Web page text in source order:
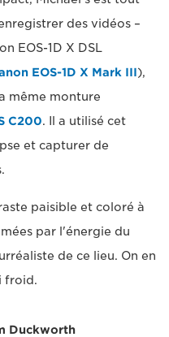
des vidéos –
EOS-1D X DSL
EOS-1D X Mark III),
même monture
C200. Il a utilisé cet
et capturer de
paisible et coloré à
par l'énergie du
de ce lieu. On en
froid.
Duckworth